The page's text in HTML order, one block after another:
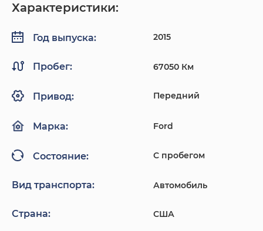
Характеристики:
Год выпуска: 2015
Пробег: 67050 Км
Привод: Передний
Марка: Ford
Состояние: С пробегом
Вид транспорта: Автомобиль
Страна: США